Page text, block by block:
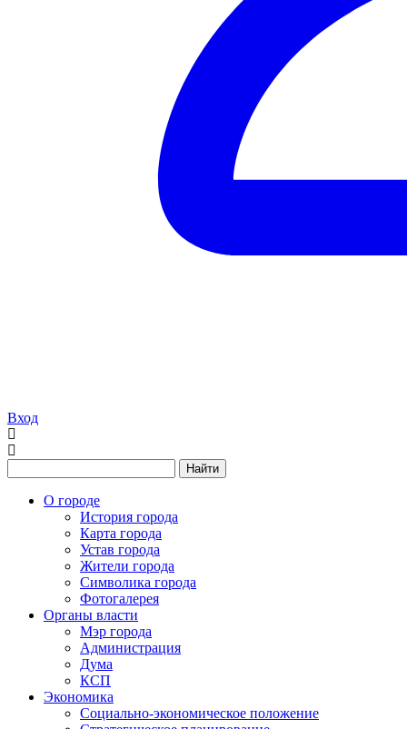
Вход
Найти
О городе
История города
Карта города
Устав города
Жители города
Символика города
Фотогалерея
Органы власти
Мэр города
Администрация
Дума
КСП
Экономика
Социально-экономическое положение